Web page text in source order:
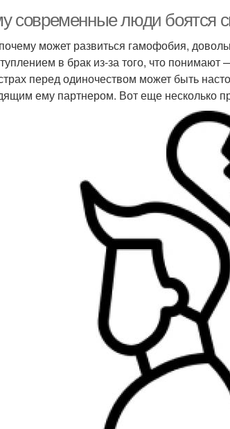
современные люди боятся
может развиться гамофобия,
в брак из-за того, что
перед одиночеством может быть
ему партнером. Вот еще несколько